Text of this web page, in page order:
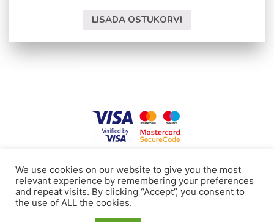
LISADA OSTUKORVI
Tel: +371 24112117
We use cookies on our website to give you the most
relevant experience by remembering your preferences
and repeat visits. By clicking “Accept”, you consent to
the use of ALL the cookies.